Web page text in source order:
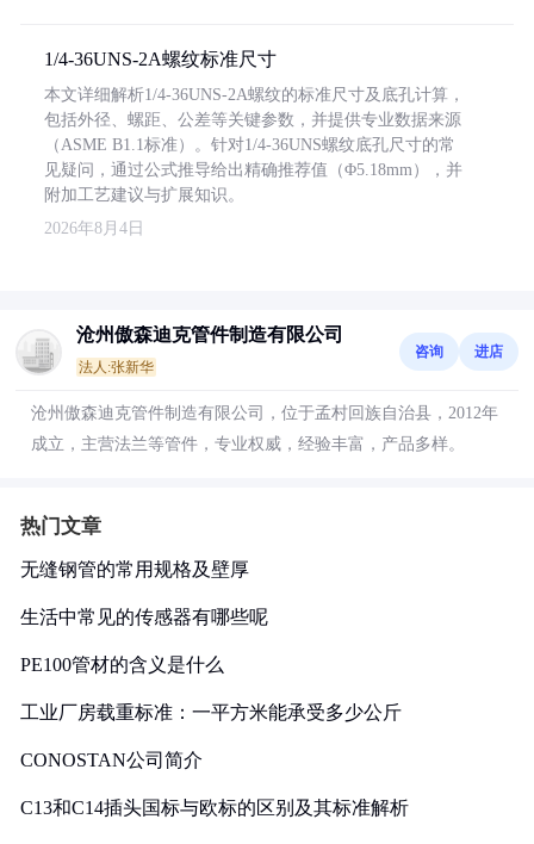
1/4-36UNS-2A螺纹标准尺寸
本文详细解析1/4-36UNS-2A螺纹的标准尺寸及底孔计算，
包括外径、螺距、公差等关键参数，并提供专业数据来源
（ASME B1.1标准）。针对1/4-36UNS螺纹底孔尺寸的常
见疑问，通过公式推导给出精确推荐值（Φ5.18mm），并
附加工艺建议与扩展知识。
2026年8月4日
沧州傲森迪克管件制造有限公司
法人:张新华
咨询 进店
沧州傲森迪克管件制造有限公司，位于孟村回族自治县，2012年
成立，主营法兰等管件，专业权威，经验丰富，产品多样。
热门文章
无缝钢管的常用规格及壁厚
生活中常见的传感器有哪些呢
PE100管材的含义是什么
工业厂房载重标准：一平方米能承受多少公斤
CONOSTAN公司简介
C13和C14插头国标与欧标的区别及其标准解析